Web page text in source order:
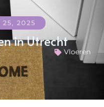
25, 2025
in Utrecht
Vloeren